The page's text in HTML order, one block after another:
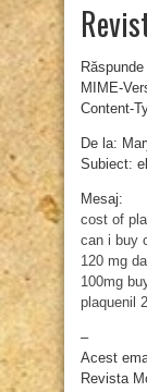
MIME-
Content-
De la:
Subiect:
Mesaj:
cost of
can i buy
120 mg
100mg
plaquenil
–
Acest
Revista